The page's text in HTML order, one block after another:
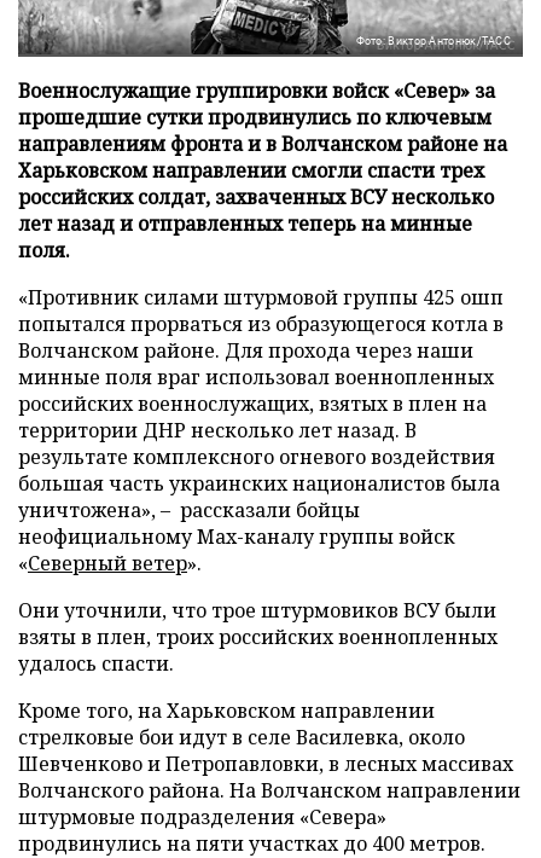
Фото: Виктор Антонюк/ТАСС
Военнослужащие группировки войск «Север» за
прошедшие сутки продвинулись по ключевым
направлениям фронта и в Волчанском районе на
Харьковском направлении смогли спасти трех
российских солдат, захваченных ВСУ несколько
лет назад и отправленных теперь на минные
поля.
«Противник силами штурмовой группы 425 ошп
попытался прорваться из образующегося котла в
Волчанском районе. Для прохода через наши
минные поля враг использовал военнопленных
российских военнослужащих, взятых в плен на
территории ДНР несколько лет назад. В
результате комплексного огневого воздействия
большая часть украинских националистов была
уничтожена», – рассказали бойцы
неофициальному Max-каналу группы войск
«Северный ветер».
Они уточнили, что трое штурмовиков ВСУ были
взяты в плен, троих российских военнопленных
удалось спасти.
Кроме того, на Харьковском направлении
стрелковые бои идут в селе Василевка, около
Шевченково и Петропавловки, в лесных массивах
Волчанского района. На Волчанском направлении
штурмовые подразделения «Севера»
продвинулись на пяти участках до 400 метров.